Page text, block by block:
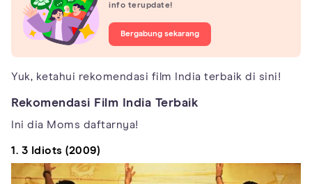
info terupdate!
Bergabung sekarang
Yuk, ketahui rekomendasi film India terbaik di sini!
Rekomendasi Film India Terbaik
Ini dia Moms daftarnya!
1. 3 Idiots (2009)